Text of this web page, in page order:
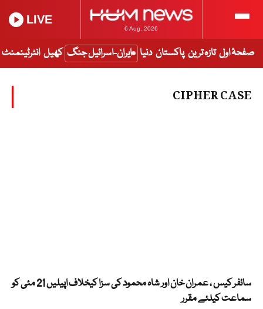
6 Aug, 2026
LIVE
صفحۂ اول تازہ ترین پاکستان دنیا ایران-اسرائیل جنگ کھیل انٹرٹینمنٹ
CIPHER CASE
سائفر کیس ، عمران خان اور شاہ محمود کی سزا کیخلاف اپیلیں 21 مئی کو
سماعت کیلئے مقرر